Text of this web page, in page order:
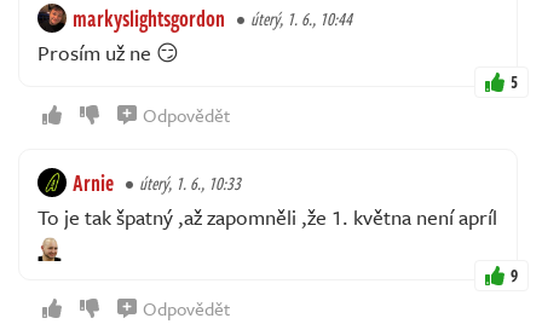
markyslightsgordon úterý, 1. 6., 10:44
Prosím už ne 😏
5
Odpovědět
Arnie úterý, 1. 6., 10:33
To je tak špatný ,až zapomněli ,že 1. května není apríl
9
Odpovědět